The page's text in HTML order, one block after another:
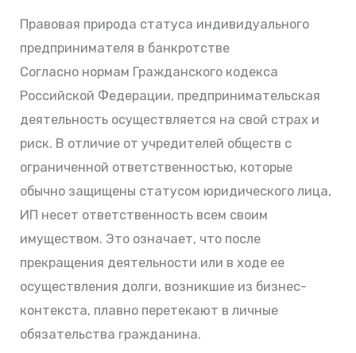
Правовая природа статуса индивидуального
предпринимателя в банкротстве
Согласно нормам Гражданского кодекса
Российской Федерации, предпринимательская
деятельность осуществляется на свой страх и
риск. В отличие от учредителей обществ с
ограниченной ответственностью, которые
обычно защищены статусом юридического лица,
ИП несет ответственность всем своим
имуществом. Это означает, что после
прекращения деятельности или в ходе ее
осуществления долги, возникшие из бизнес-
контекста, плавно перетекают в личные
обязательства гражданина.